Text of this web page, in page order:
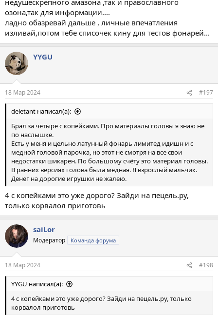
озона,так для информации....
ладно обазревай дальше , личные впечатления
изливай,потом тебе списочек кину для тестов фонарей...
YYGU
18 Мар 2024 #197
deletant написал(а):
Брал за четыре с копейками. Про материалы головы я знаю не
по наслышке.
Есть у меня и цельно латунный фонарь лимитед идишн и с
медной головой парочка, но этот не смотря на все свои
недостатки шикарен. По большому счёту это материал головы.
В ранних версиях голова была медная. Я взрослый мальчик.
Денег на дорогие игрушки не жалею.
4 с копейками это уже дорого? Зайди на пецель.ру,
только корвалол приготовь
saiLor
Модератор Команда форума
18 Мар 2024 #198
YYGU написал(а):
4 с копейками это уже дорого? Зайди на пецель.ру, только
корвалол приготовь